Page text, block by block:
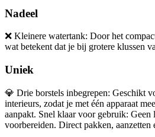
Nadeel
❌ Kleinere watertank: Door het
wat betekent dat je bij grotere klussen
Uniek
💎 Drie borstels inbegrepen: Geschikt
interieurs, zodat je met één apparaat
aanpakt. Snel klaar voor gebruik: Geen
voorbereiden. Direct pakken, aanzetten